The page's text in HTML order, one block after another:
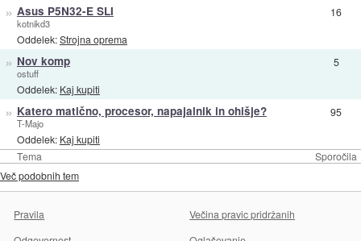
Tema Sporočila
» Asus P5N32-E SLI
kotnikd3
Oddelek:Strojna oprema
16
» Nov komp
ostuff
Oddelek: Kaj kupiti
5
» Katero matično, procesor, napajalnik in ohišje?
T-Majo
Oddelek: Kaj kupiti
95
Več podobnih tem
Pravila
Večina pravic pridržanih